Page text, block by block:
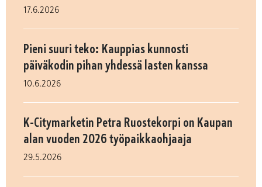
17.6.2026
Pieni suuri teko: Kauppias kunnosti
päiväkodin pihan yhdessä lasten kanssa
10.6.2026
K-Citymarketin Petra Ruostekorpi on Kaupan
alan vuoden 2026 työpaikkaohjaaja
29.5.2026